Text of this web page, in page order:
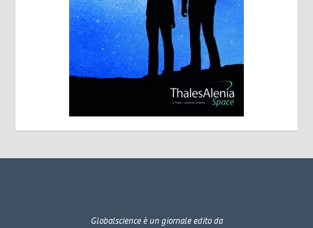
Globalscienceè un giornale edito da